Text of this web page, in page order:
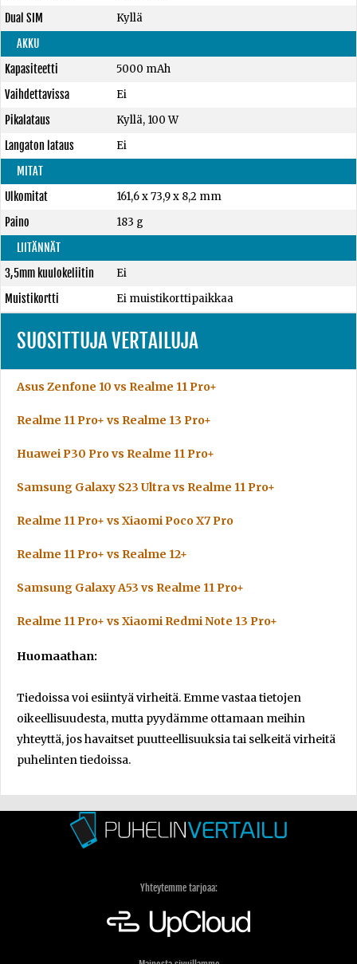
Dual SIM
Kyllä
AKKU
Kapasiteetti
5000 mAh
Vaihdettavissa
Ei
Pikalataus
Kyllä, 100 W
Langaton lataus
Ei
MITAT
Ulkomitat
161,6 x 73,9 x 8,2 mm
Paino
183 g
LIITÄNNÄT
3,5mm kuulokeliitin
Ei
Muistikortti
Ei muistikorttipaikkaa
SUOSITTUJA VERTAILUJA
Asus Zenfone 10 vs Realme 11 Pro+
Realme 11 Pro+ vs Realme 13 Pro+
Huawei P30 Pro vs Realme 11 Pro+
Samsung Galaxy S23 Ultra vs Realme 11 Pro+
Realme 11 Pro+ vs Xiaomi Poco X7 Pro
Realme 11 Pro+ vs Realme 12+
Samsung Galaxy A53 vs Realme 11 Pro+
Realme 11 Pro+ vs Xiaomi Redmi Note 13 Pro+
Huomaathan:
Tiedoissa voi esiintyä virheitä. Emme vastaa tietojen
oikeellisuudesta, mutta pyydämme ottamaan meihin
yhteyttä, jos havaitset puutteellisuuksia tai selkeitä virheitä
puhelinten tiedoissa.
Yhteytemme tarjoaa: